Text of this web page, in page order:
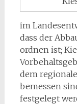
im
dass der
ordnen ist;
dem
bemessen
festge­legt